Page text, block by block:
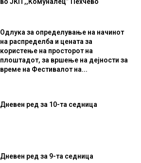
Одлука за определување на начинот
на распределба и цената за
користење на просторот на
плоштадот, за вршење на дејности за
време на Фестивалот на...
Дневен ред за 10-та седница
Дневен ред за 9-та седница